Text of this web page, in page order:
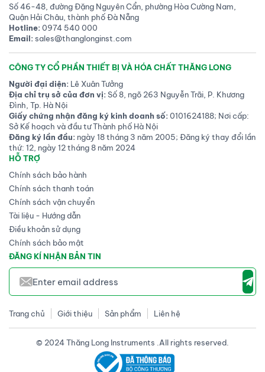
Số 46-48, đường Đặng Nguyên Cẩn, phường Hòa Cường Nam,
Quận Hải Châu, thành phố Đà Nẵng
Hotline:0974 540 000
Email:sales@thanglonginst.com
CÔNG TY CỔ PHẦN THIẾT BỊ VÀ HÓA CHẤT THĂNG LONG
Người đại diện: Lê Xuân Tưởng
Địa chỉ trụ sở của đơn vị:Số 8, ngõ 263 Nguyễn Trãi, P. Khương
Đình, Tp. Hà Nội
Giấy chứng nhận đăng ký kinh doanh số:0101624188; Nơi cấp:
Sở Kế hoạch và đầu tư Thành phố Hà Nội
Đăng ký lần đầu: ngày 18 tháng 3 năm 2005; Đăng ký thay đổi lần
thứ: 12, ngày 12 tháng 8 năm 2024
HỖ TRỢ
Chính sách bảo hành
Chính sách thanh toán
Chính sách vận chuyển
Tài liệu - Hướng dẫn
Điều khoản sử dụng
Chính sách bảo mật
ĐĂNG KÍ NHẬN BẢN TIN
Trang chủ Giới thiệu Sản phẩm Liên hệ
© 2024 Thăng Long Instruments .All rights reserved.